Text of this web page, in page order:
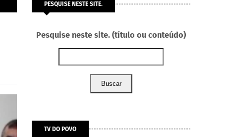
PESQUISE NESTE SITE.
Pesquise neste site. (título ou conteúdo)
Buscar
TV DO POVO